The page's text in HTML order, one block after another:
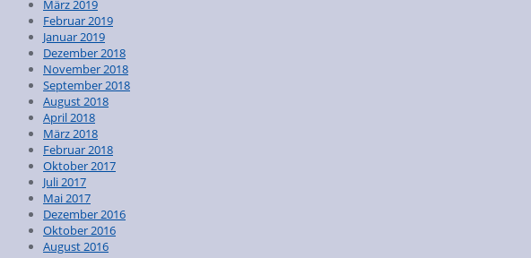
März 2019
Februar 2019
Januar 2019
Dezember 2018
November 2018
September 2018
August 2018
April 2018
März 2018
Februar 2018
Oktober 2017
Juli 2017
Mai 2017
Dezember 2016
Oktober 2016
August 2016